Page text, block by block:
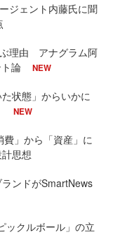
ジェント内藤氏に聞
ぶ理由 アナグラム阿
論
NEW
状態」からいかに
NEW
」から「資産」に
思想
ンドがSmartNews
ックルボール」の立